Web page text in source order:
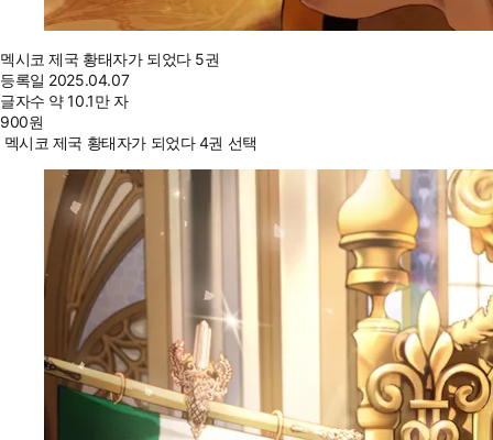
멕시코 제국 황태자가 되었다 5권
등록일 2025.04.07
글자수 약 10.1만 자
900원
멕시코 제국 황태자가 되었다 4권 선택